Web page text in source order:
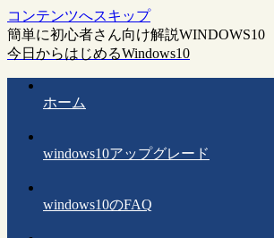
コンテンツへスキップ
簡単に初心者さん向け解説WINDOWS10
今日からはじめるWindows10
ホーム
windows10アップグレード
windows10のFAQ